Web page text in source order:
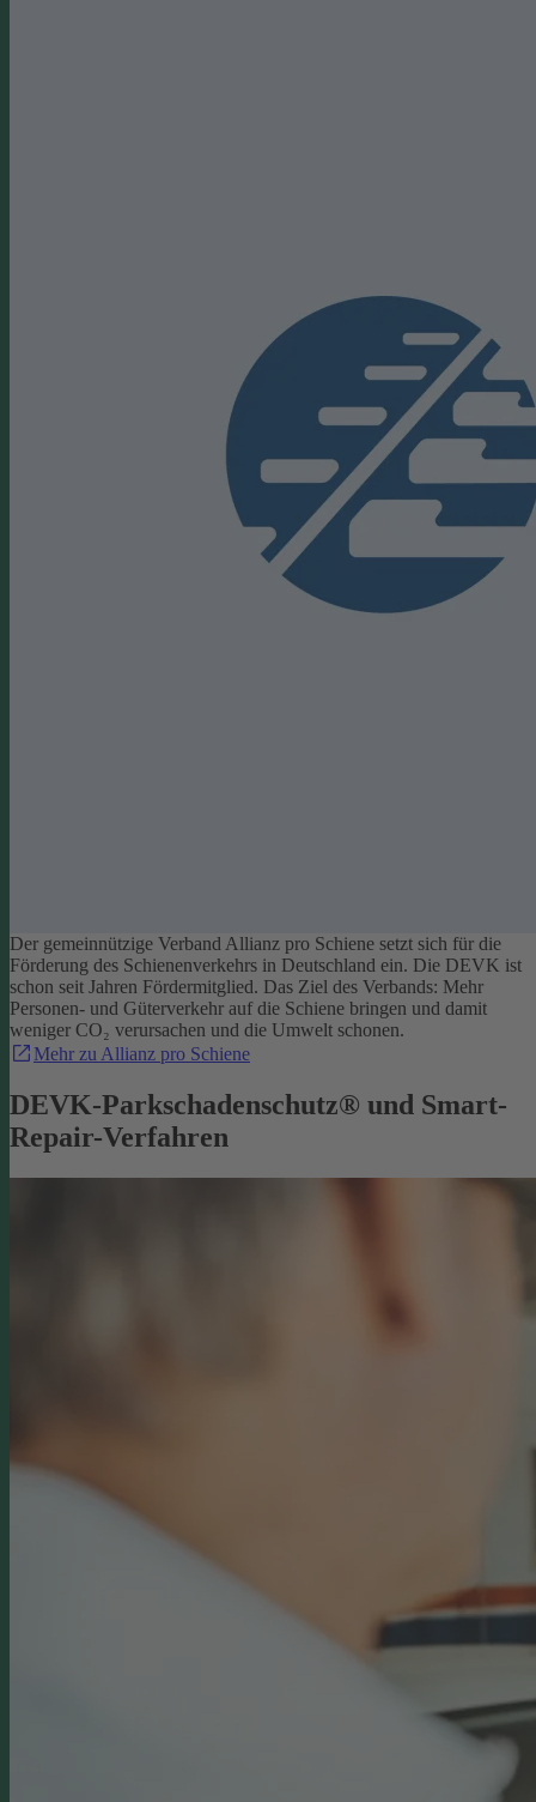
Der gemeinnützige Verband Allianz pro Schiene setzt sich für die
Förderung des Schienenverkehrs in Deutschland ein. Die DEVK ist
schon seit Jahren Fördermitglied. Das Ziel des Verbands: Mehr
Personen- und Güterverkehr auf die Schiene bringen und damit
weniger CO₂ verursachen und die Umwelt schonen.
Mehr zu Allianz pro Schiene
DEVK-Parkschadenschutz® und Smart-
Repair-Verfahren